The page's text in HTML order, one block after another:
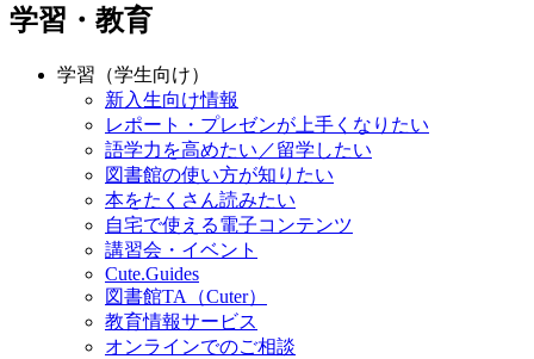
学習・教育
学習（学生向け）
新入生向け情報
レポート・プレゼンが上手くなりたい
語学力を高めたい／留学したい
図書館の使い方が知りたい
本をたくさん読みたい
自宅で使える電子コンテンツ
講習会・イベント
Cute.Guides
図書館TA（Cuter）
教育情報サービス
オンラインでのご相談